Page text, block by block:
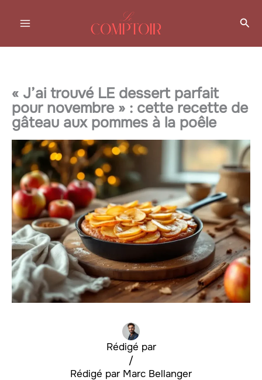
« J’ai trouvé LE dessert parfait
pour novembre » : cette recette de
gâteau aux pommes à la poêle
Rédigé par
Marc Bellanger
/